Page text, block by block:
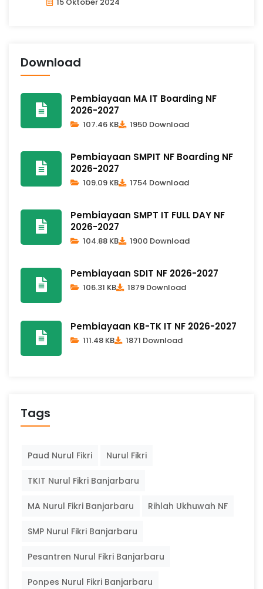
Download
Pembiayaan MA IT Boarding NF
2026-2027
107.46 KB 1950 Download
Pembiayaan SMPIT NF Boarding NF
2026-2027
109.09 KB 1754 Download
Pembiayaan SMPT IT FULL DAY NF
2026-2027
104.88 KB 1900 Download
Pembiayaan SDIT NF 2026-2027
106.31 KB 1879 Download
Pembiayaan KB-TK IT NF 2026-2027
111.48 KB 1871 Download
Tags
Paud Nurul Fikri Nurul Fikri
TKIT Nurul Fikri Banjarbaru
MA Nurul Fikri Banjarbaru Rihlah Ukhuwah NF
SMP Nurul Fikri Banjarbaru
Pesantren Nurul Fikri Banjarbaru
Ponpes Nurul Fikri Banjarbaru